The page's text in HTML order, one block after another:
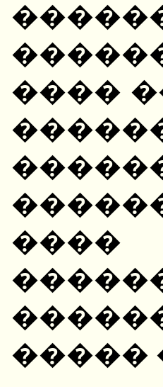
����
����
�����